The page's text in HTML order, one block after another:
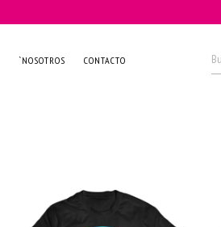
`NOSOTROS CONTACTO